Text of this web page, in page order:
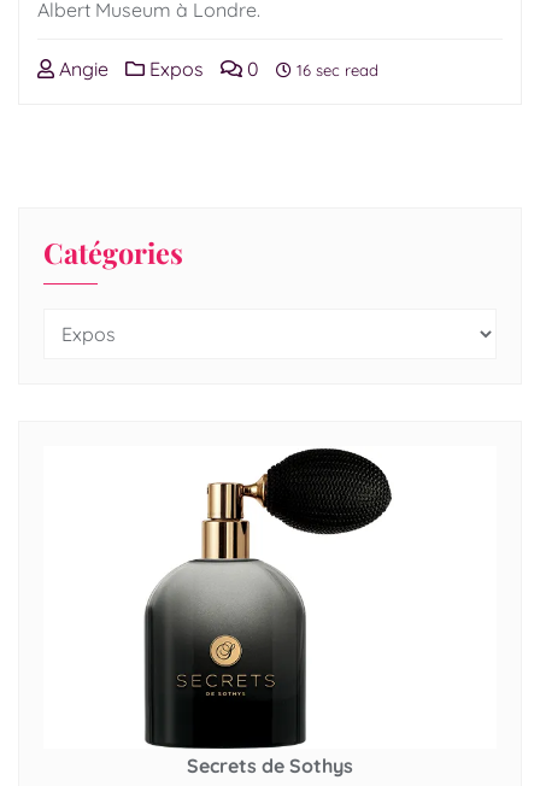
Albert Museum à Londre.
Angie Expos 0 16 sec read
Catégories
Secrets de Sothys